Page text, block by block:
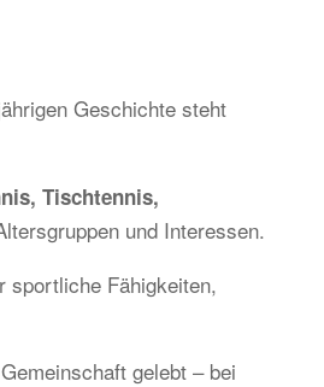
Geschichte steht
Tischtennis,
und Interessen.
sportliche Fähigkeiten,
gelebt – bei